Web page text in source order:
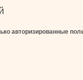
авторизированные